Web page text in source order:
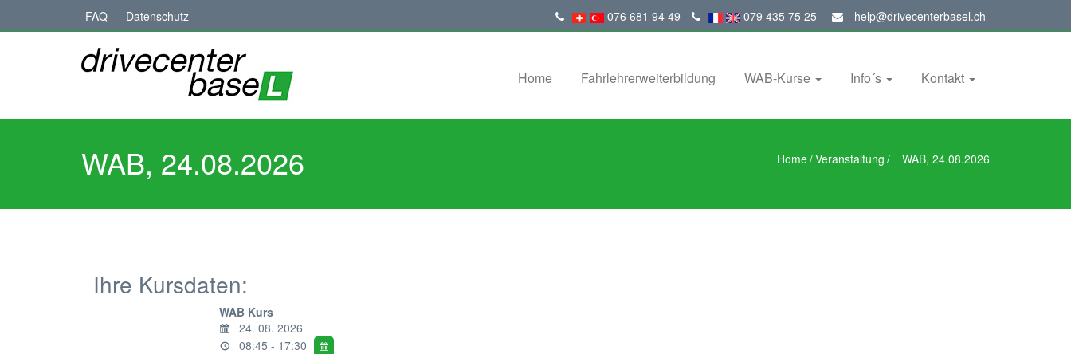
FAQ - Datenschutz 076 681 94 49 079 435 75 25 help@drivecenterbasel.ch
Home Fahrlehrerweiterbildung WAB-Kurse Info´s Kontakt
WAB, 24.08.2026 Home/Veranstaltung / WAB, 24.08.2026
Ihre Kursdaten:
WAB Kurs
24. 08. 2026
08:45 - 17:30